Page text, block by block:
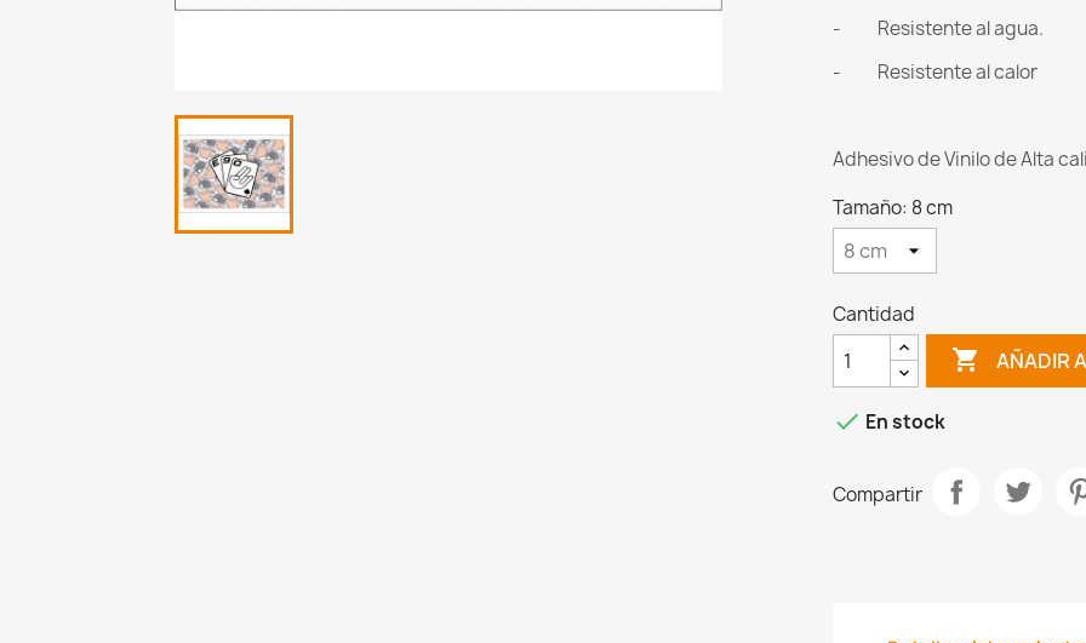
- Resistente al agua.
- Resistente al calor
Adhesivo de Vinilo de Alta
Tamaño: 8 cm
Cantidad
 AÑADIR
 En stock
Compartir